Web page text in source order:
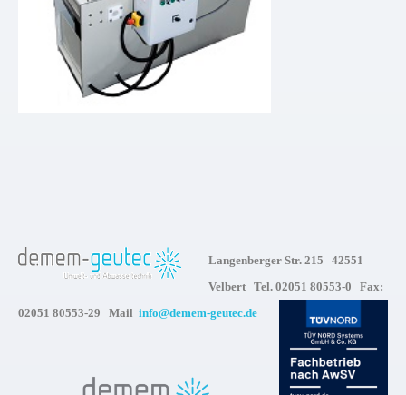
Langenberger Str. 215 42551
Velbert Tel. 02051 80553-0 Fax:
02051 80553-29 Mail info@demem-geutec.de